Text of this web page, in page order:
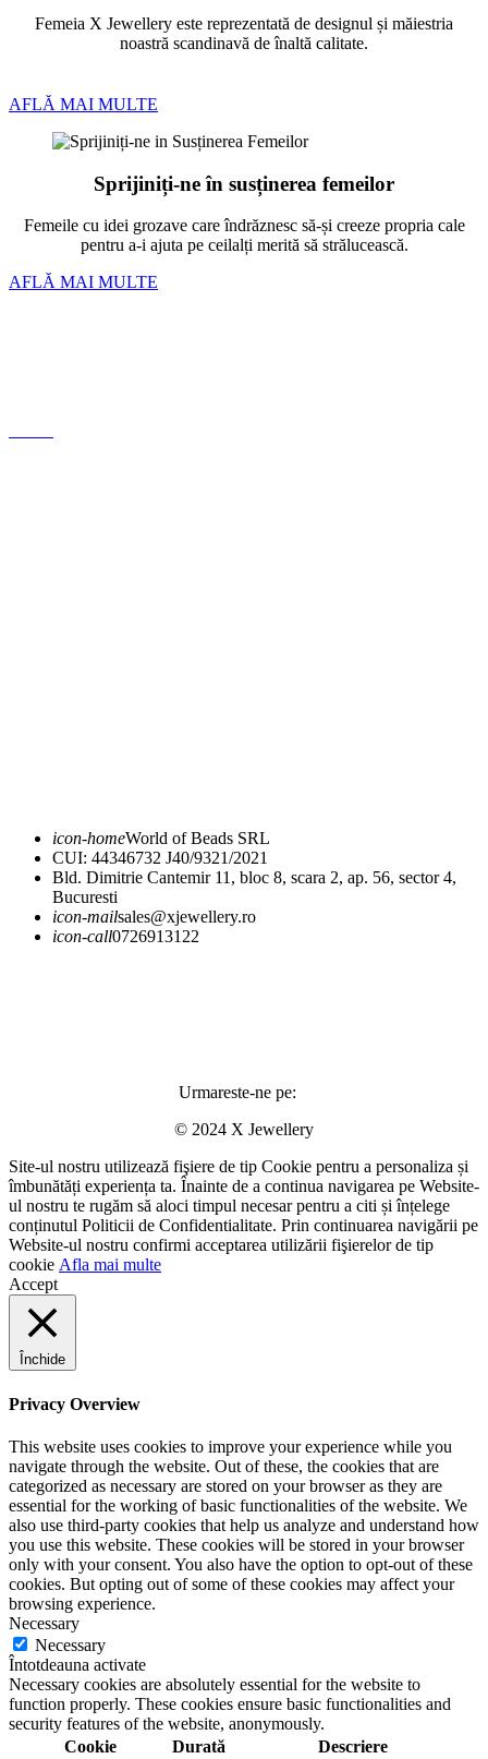
Femeia X Jewellery este reprezentată de designul și măiestria
noastră scandinavă de înaltă calitate.
AFLĂ MAI MULTE
Sprijiniți-ne în susținerea femeilor
Femeile cu idei grozave care îndrăznesc să-și creeze propria cale
pentru a-i ajuta pe ceilalți merită să strălucească.
AFLĂ MAI MULTE
icon-homeWorld of Beads SRL
CUI: 44346732 J40/9321/2021
Bld. Dimitrie Cantemir 11, bloc 8, scara 2, ap. 56, sector 4,
Bucuresti
icon-mailsales@xjewellery.ro
icon-call0726913122
Urmareste-ne pe:
© 2024 X Jewellery
Site-ul nostru utilizează fişiere de tip Cookie pentru a personaliza și
îmbunătăți experiența ta. Înainte de a continua navigarea pe Website-
ul nostru te rugăm să aloci timpul necesar pentru a citi și înțelege
conținutul Politicii de Confidentialitate. Prin continuarea navigării pe
Website-ul nostru confirmi acceptarea utilizării fişierelor de tip
cookie Afla mai multe
Accept
Închide
Privacy Overview
This website uses cookies to improve your experience while you
navigate through the website. Out of these, the cookies that are
categorized as necessary are stored on your browser as they are
essential for the working of basic functionalities of the website. We
also use third-party cookies that help us analyze and understand how
you use this website. These cookies will be stored in your browser
only with your consent. You also have the option to opt-out of these
cookies. But opting out of some of these cookies may affect your
browsing experience.
Necessary
Necessary
Întotdeauna activate
Necessary cookies are absolutely essential for the website to
function properly. These cookies ensure basic functionalities and
security features of the website, anonymously.
Cookie
Durată Descriere